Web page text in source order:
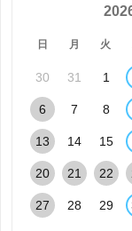
日 月 火
30 31 1
6 7 8
13 14 15
20 21 22
27 28 29